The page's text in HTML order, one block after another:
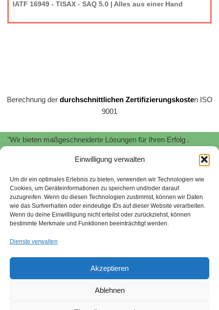
Einwilligung verwalten
Um dir ein optimales Erlebnis zu bieten, verwenden wir Technologien wie
Cookies, um Geräteinformationen zu speichern und/oder darauf
zuzugreifen. Wenn du diesen Technologien zustimmst, können wir Daten
wie das Surfverhalten oder eindeutige IDs auf dieser Website verarbeiten.
Wenn du deine Einwillligung nicht erteilst oder zurückziehst, können
bestimmte Merkmale und Funktionen beeinträchtigt werden.
Dienste verwalten
Akzeptieren
Ablehnen
IATF 16949 - TISAX - SAQ 5.0 | Alles aus einer Hand
Berechnung der durchschnittlichen Zertifizierungskosten ISO
9001
"Wir bieten maßgeschneiderte Lösungen für Ihren Erfolg .
"Wir unterstützen Sie bei der Implementierung und Zertifizierung
vonInformationssicherheitsmanagementsystemennachISO
27001.Schützen Sie Ihre sensiblen Daten und minimieren Sie
Risiken."
Stefan Stroessenreuther | Beratung für Managementsysteme |
Nachhaltigkeitsstrategien gemäß SAQ 5.0 und EcoVadis. Wir
helfen Ihnen, ökologische und soziale Verantwortung zu